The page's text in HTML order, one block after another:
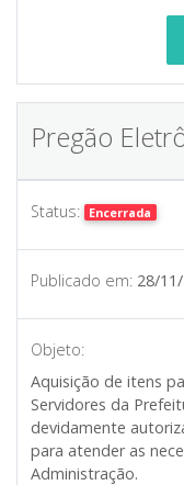
Pregão
Status: Encerrada
Publicado em: 28/
Objeto:
Aquisição de itens
Servidores da
devidamente
para atender as
Administração.